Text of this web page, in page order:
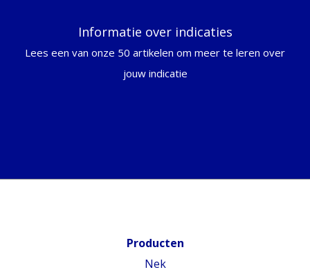
Informatie over indicaties
Lees een van onze 50 artikelen om meer te leren over
jouw indicatie
Producten
Nek